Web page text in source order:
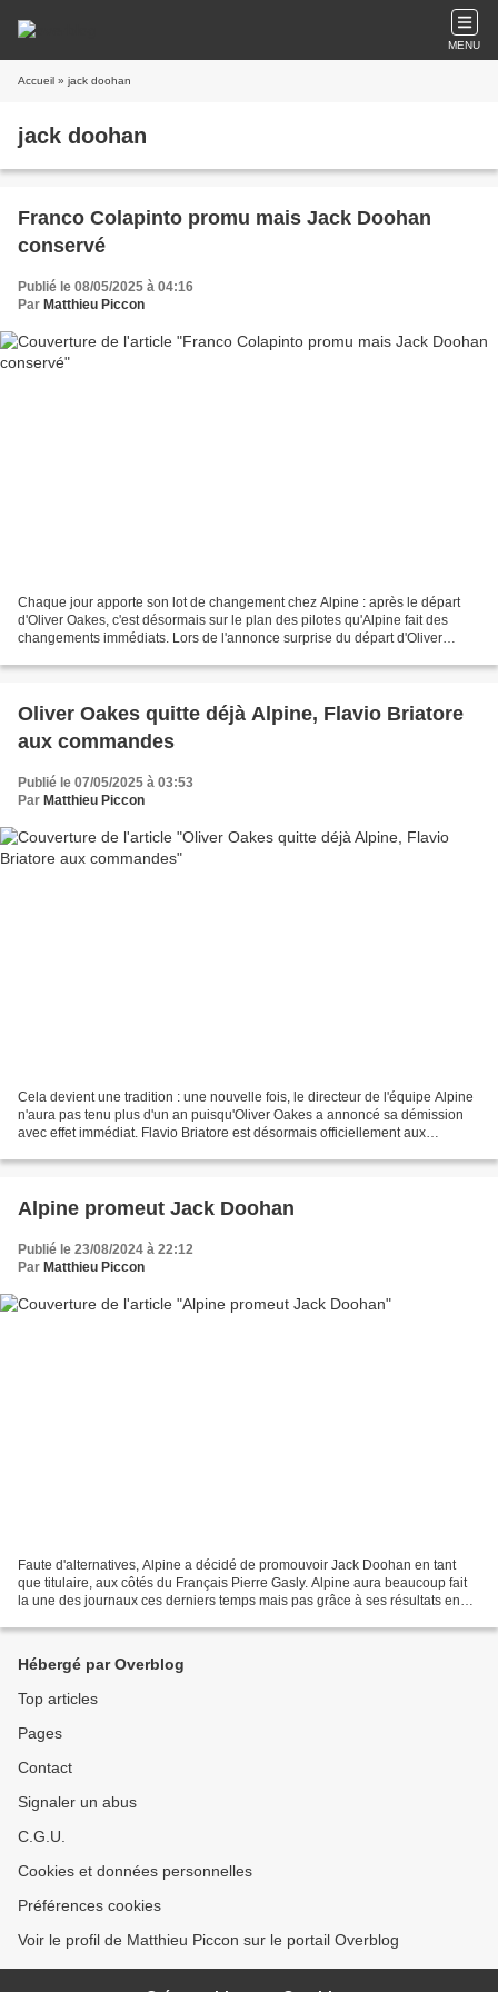
MENU
Accueil » jack doohan
jack doohan
Franco Colapinto promu mais Jack Doohan
conservé
Publié le 08/05/2025 à 04:16
Par Matthieu Piccon
Chaque jour apporte son lot de changement chez Alpine : après le départ
d'Oliver Oakes, c'est désormais sur le plan des pilotes qu'Alpine fait des
changements immédiats. Lors de l'annonce surprise du départ d'Oliver
Oliver Oakes quitte déjà Alpine, Flavio Briatore
aux commandes
Publié le 07/05/2025 à 03:53
Par Matthieu Piccon
Cela devient une tradition : une nouvelle fois, le directeur de l'équipe Alpine
n'aura pas tenu plus d'un an puisqu'Oliver Oakes a annoncé sa démission
avec effet immédiat. Flavio Briatore est désormais officiellement aux
Alpine promeut Jack Doohan
Publié le 23/08/2024 à 22:12
Par Matthieu Piccon
Faute d'alternatives, Alpine a décidé de promouvoir Jack Doohan en tant
que titulaire, aux côtés du Français Pierre Gasly. Alpine aura beaucoup fait
la une des journaux ces derniers temps mais pas grâce à ses résultats en
Hébergé par Overblog
Top articles
Pages
Contact
Signaler un abus
C.G.U.
Cookies et données personnelles
Préférences cookies
Voir le profil de Matthieu Piccon sur le portail Overblog